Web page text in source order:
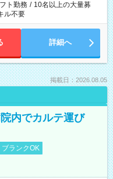
ト勤務 / 10名以上の大量募
ル不要
詳細へ
掲載日：2026.08.05
内でカルテ運び
ブランクOK